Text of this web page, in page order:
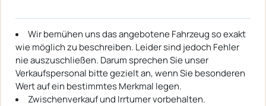
Wir bemühen uns das angebotene Fahrzeug so exakt
wie möglich zu beschreiben. Leider sind jedoch Fehler
nie auszuschließen. Darum sprechen Sie unser
Verkaufspersonal bitte gezielt an, wenn Sie besonderen
Wert auf ein bestimmtes Merkmal legen.
Zwischenverkauf und Irrtumer vorbehalten.